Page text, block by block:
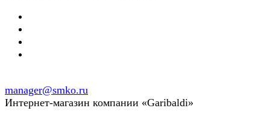
manager@smko.ru
Интернет-магазин компании «Garibaldi»